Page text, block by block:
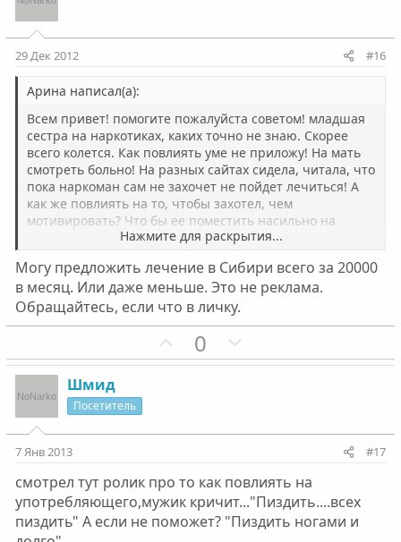
т
ы
й
г
о
л
о
с
т
ы
й
г
о
л
о
с
29 Дек 2012 #16
Арина написал(а):
Всем привет! помогите пожалуйста советом! младшая
сестра на наркотиках, каких точно не знаю. Скорее
всего колется. Как повлиять уме не приложу! На мать
смотреть больно! На разных сайтах сидела, читала, что
пока наркоман сам не захочет не пойдет лечиться! А
как же повлиять на то, чтобы захотел, чем
мотивировать? Что бы ее поместить насильно на
лечение в клинику нужны деньги, которых просто нет,
Нажмите для раскрытия...
Могу предложить лечение в Сибири всего за 20000
в месяц. Или даже меньше. Это не реклама.
Обращайтесь, если что в личку.
П
о
т
н
ы
й
0
е
т
н
ы
й
Шмид
Посетитель
7 Янв 2013 #17
смотрел тут ролик про то как повлиять на
употребляющего,мужик кричит..."Пиздить....всех
пиздить" А если не поможет? "Пиздить ногами и